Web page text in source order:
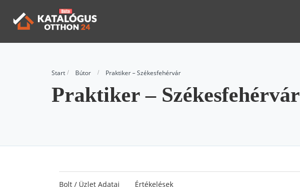
Start Bútor Praktiker – Székesfehérvár
Praktiker – Székesfehérvár
Bolt / Üzlet Adatai Értékelések